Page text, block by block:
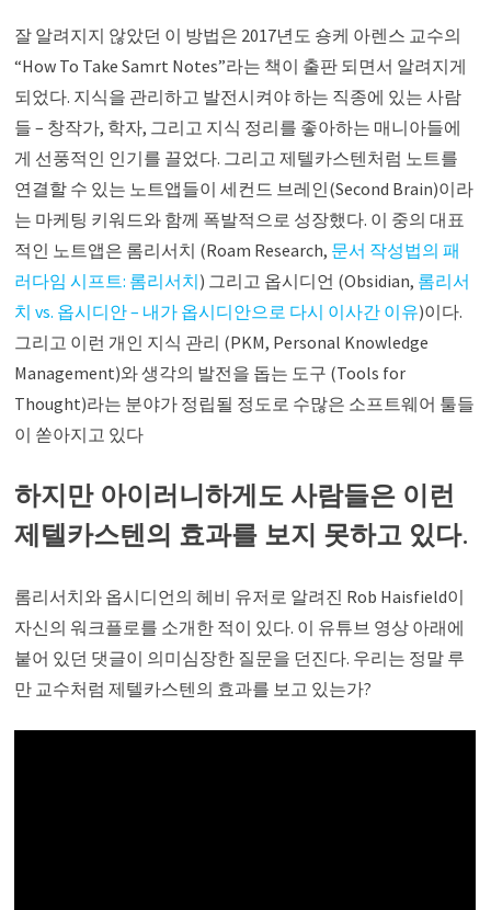
잘 알려지지 않았던 이 방법은 2017년도 숑케 아렌스 교수의
“How To Take Samrt Notes”라는 책이 출판 되면서 알려지게
되었다. 지식을 관리하고 발전시켜야 하는 직종에 있는 사람
들 – 창작가, 학자, 그리고 지식 정리를 좋아하는 매니아들에
게 선풍적인 인기를 끌었다. 그리고 제텔카스텐처럼 노트를
연결할 수 있는 노트앱들이 세컨드 브레인(Second Brain)이라
는 마케팅 키워드와 함께 폭발적으로 성장했다. 이 중의 대표
적인 노트앱은 롬리서치 (Roam Research, 문서 작성법의 패
러다임 시프트: 롬리서치) 그리고 옵시디언 (Obsidian, 롬리서
치 vs. 옵시디안 – 내가 옵시디안으로 다시 이사간 이유)이다.
그리고 이런 개인 지식 관리 (PKM, Personal Knowledge
Management)와 생각의 발전을 돕는 도구 (Tools for
Thought)라는 분야가 정립될 정도로 수많은 소프트웨어 툴들
이 쏟아지고 있다
하지만 아이러니하게도 사람들은 이런
제텔카스텐의 효과를 보지 못하고 있다.
롬리서치와 옵시디언의 헤비 유저로 알려진 Rob Haisfield이
자신의 워크플로를 소개한 적이 있다. 이 유튜브 영상 아래에
붙어 있던 댓글이 의미심장한 질문을 던진다. 우리는 정말 루
만 교수처럼 제텔카스텐의 효과를 보고 있는가?